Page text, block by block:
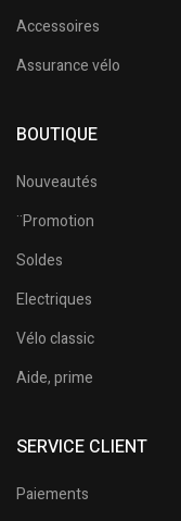
Accessoires
Assurance vélo
BOUTIQUE
Nouveautés
¨Promotion
Soldes
Electriques
Vélo classic
Aide, prime
SERVICE CLIENT
Paiements